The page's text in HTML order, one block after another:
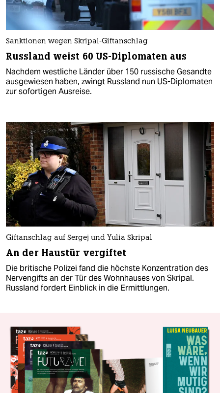
Sanktionen wegen Skripal-Giftanschlag
Russland weist 60 US-Diplomaten aus
Nachdem westliche Länder über 150 russische Gesandte
ausgewiesen haben, zwingt Russland nun US-Diplomaten
zur sofortigen Ausreise.
Giftanschlag auf Sergej und Yulia Skripal
An der Haustür vergiftet
Die britische Polizei fand die höchste Konzentration des
Nervengifts an der Tür des Wohnhauses von Skripal.
Russland fordert Einblick in die Ermittlungen.